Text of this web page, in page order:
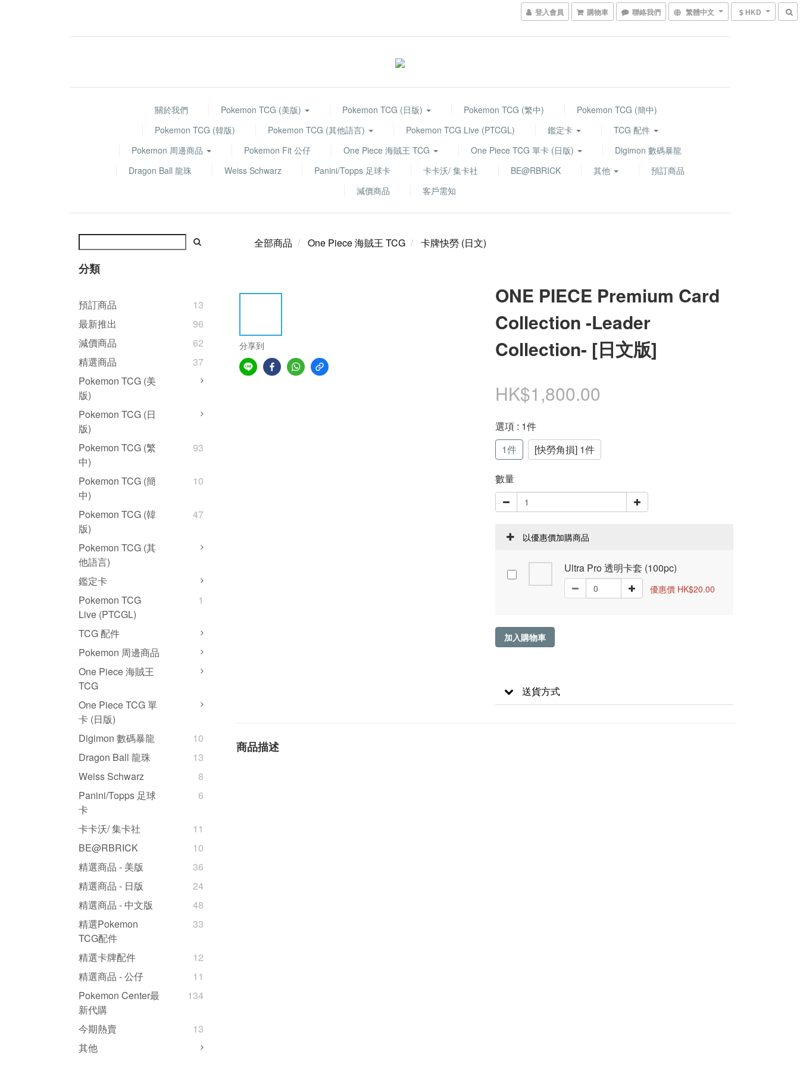
登入會員 購物車 聯絡我們 繁體中文 $ HKD
關於我們 Pokemon TCG (美版) Pokemon TCG (日版) Pokemon TCG (繁中)
Pokemon TCG (簡中)
Pokemon TCG (韓版)
Pokemon TCG (其他語言) Pokemon TCG Live (PTCGL) 鑑定卡
TCG 配件
Pokemon 周邊商品
Pokemon Fit 公仔 One Piece 海賊王 TCG One Piece TCG 單卡 (日版)
Digimon 數碼暴龍
Dragon Ball 龍珠
Weiss Schwarz Panini/Topps 足球卡 卡卡沃/ 集卡社 BE@RBRICK 其他
預訂商品
減價商品
客戶需知
分類
預訂商品
13
最新推出
96
減價商品
62
精選商品
37
Pokemon TCG (美
版)
Pokemon TCG (日
版)
Pokemon TCG (繁
中)
93
Pokemon TCG (簡
中)
10
Pokemon TCG (韓
版)
47
Pokemon TCG (其
他語言)
鑑定卡
Pokemon TCG
Live (PTCGL)
1
TCG 配件
Pokemon 周邊商品
One Piece 海賊王
TCG
One Piece TCG 單
卡 (日版)
Digimon 數碼暴龍
10
Dragon Ball 龍珠
13
Weiss Schwarz
8
Panini/Topps 足球
卡
6
卡卡沃/ 集卡社
11
BE@RBRICK
10
精選商品 - 美版
36
精選商品 - 日版
24
精選商品 - 中文版
48
精選Pokemon
TCG配件
33
精選卡牌配件
12
精選商品 - 公仔
11
Pokemon Center最
新代購
134
今期熱賣
13
其他
全部商品 One Piece 海賊王 TCG 卡牌快勞 (日文)
分享到
ONE PIECE Premium Card
Collection -Leader
Collection- [日文版]
HK$1,800.00
選項 : 1件
1件
[快勞角損] 1件
數量
以優惠價加購商品
Ultra Pro 透明卡套 (100pc)
優惠價 HK$20.00
加入購物車
送貨方式
商品描述